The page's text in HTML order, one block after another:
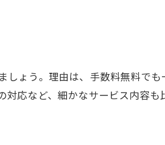
しょう。理由は、手数料無料でも
対応など、細かなサービス内容も